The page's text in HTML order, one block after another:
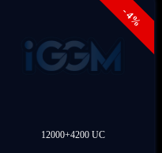
- 4%
12000+4200 UC